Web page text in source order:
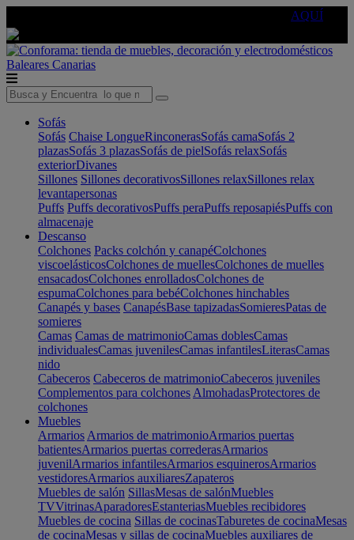
AQUÍ
Baleares Canarias
Sofás
Sofás Chaise LongueRinconerasSofás camaSofás 2
plazasSofás 3 plazasSofás de pielSofás relaxSofás
exteriorDivanes
Sillones Sillones decorativosSillones relaxSillones relax
levantapersonas
Puffs Puffs decorativosPuffs peraPuffs reposapiésPuffs con
almacenaje
Descanso
Colchones Packs colchón y canapéColchones
viscoelásticosColchones de muellesColchones de muelles
ensacadosColchones enrolladosColchones de
espumaColchones para bebéColchones hinchables
Canapés y bases CanapésBase tapizadasSomieresPatas de
somieres
Camas Camas de matrimonioCamas doblesCamas
individualesCamas juvenilesCamas infantilesLiterasCamas
nido
Cabeceros Cabeceros de matrimonioCabeceros juveniles
Complementos para colchones AlmohadasProtectores de
colchones
Muebles
Armarios Armarios de matrimonioArmarios puertas
batientesArmarios puertas correderasArmarios
juvenilArmarios infantilesArmarios esquinerosArmarios
vestidoresArmarios auxiliaresZapateros
Muebles de salón SillasMesas de salónMuebles
TVVitrinasAparadoresEstanteriasMuebles recibidores
Muebles de cocina Sillas de cocinasTaburetes de cocinaMesas
de cocinaMesas y sillas de cocinaMuebles auxiliares de